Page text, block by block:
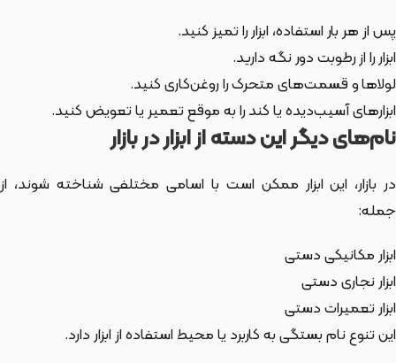
پس از هر بار استفاده، ابزار را تمیز کنید.
ابزار را از رطوبت دور نگه دارید.
لولاها و قسمت‌های متحرک را روغن‌کاری کنید.
ابزارهای آسیب‌دیده یا کند را به موقع تعمیر یا تعویض کنید.
نام‌های دیگر این دسته از ابزار در بازار
در بازار، این ابزار ممکن است با اسامی مختلفی شناخته شوند، از
جمله:
ابزار مکانیکی دستی
ابزار نجاری دستی
ابزار تعمیرات دستی
این تنوع نام بستگی به کاربرد یا محیط استفاده از ابزار دارد.